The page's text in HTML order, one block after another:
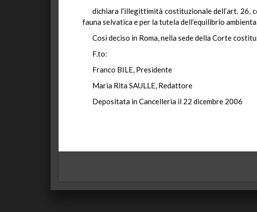
dichiara l’illegittimità costituzionale dell’art. 26,
fauna selvatica e per la tutela dell’equilibrio
Così deciso in Roma, nella sede della Corte
F.to:
Franco BILE, Presidente
Maria Rita SAULLE, Redattore
Depositata in Cancelleria il 22 dicembre 2006